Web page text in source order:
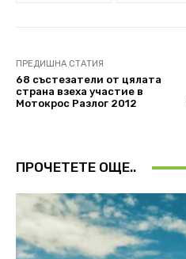
ПРЕДИШНА СТАТИЯ
68 състезатели от цялата
страна взеха участие в
Мотокрос Разлог 2012
ПРОЧЕТЕТЕ ОЩЕ..